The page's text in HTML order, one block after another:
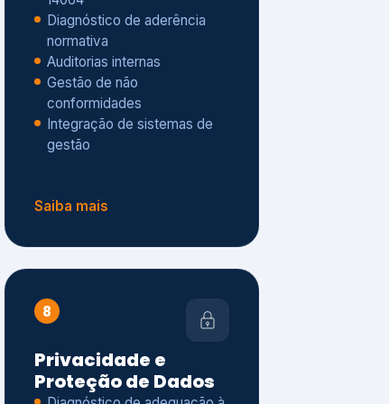
Gestão de não
conformidades
Integração de sistemas de
gestão
Saiba mais
Proteção de Dados
Diagnóstico de adequação à
LGPD
ISO 27001 – Segurança da
Informação